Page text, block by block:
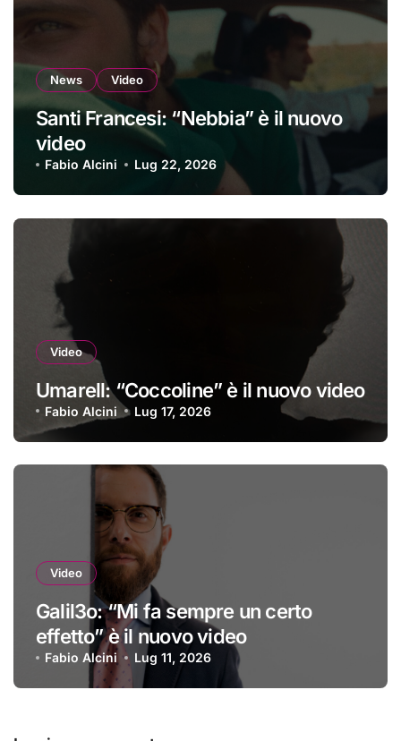
News Video
Santi Francesi: “Nebbia” è il nuovo
video
Fabio Alcini Lug 22, 2026
Video
Umarell: “Coccoline” è il nuovo video
Fabio Alcini Lug 17, 2026
Video
Galil3o: “Mi fa sempre un certo
effetto” è il nuovo video
Fabio Alcini Lug 11, 2026